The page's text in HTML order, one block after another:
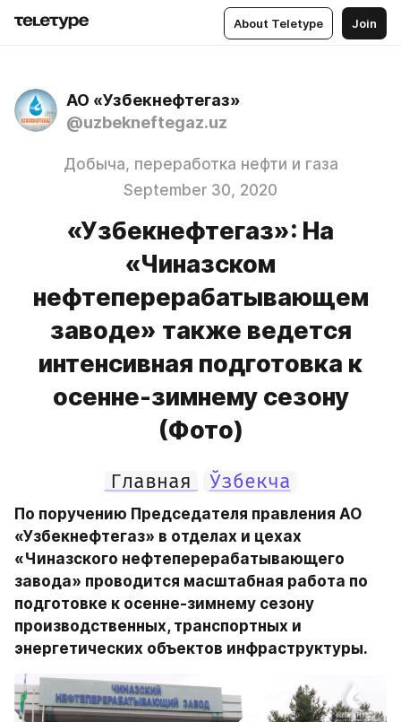
About Teletype Join
АО «Узбекнефтегаз»
@uzbekneftegaz.uz
Добыча, переработка нефти и газа
September 30, 2020
«Узбекнефтегаз»: На
«Чиназском
нефтеперерабатывающем
заводе» также ведется
интенсивная подготовка к
осенне-зимнему сезону
(Фото)
Главная Ўзбекча
По поручению Председателя правления АО
«Узбекнефтегаз» в отделах и цехах
«Чиназского нефтеперерабатывающего
завода» проводится масштабная работа по
подготовке к осенне-зимнему сезону
производственных, транспортных и
энергетических объектов инфраструктуры.